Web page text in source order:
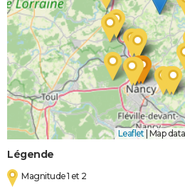
Leaflet Map
Légende
Magnitude 1 et 2